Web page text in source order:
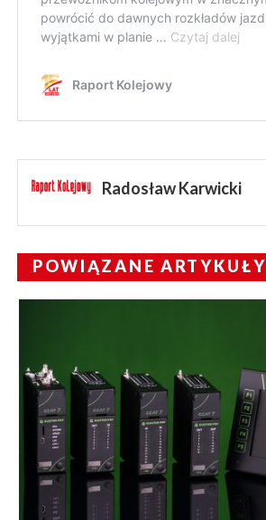
Radosław Karwicki
POWIĄZANE ARTYKUŁY